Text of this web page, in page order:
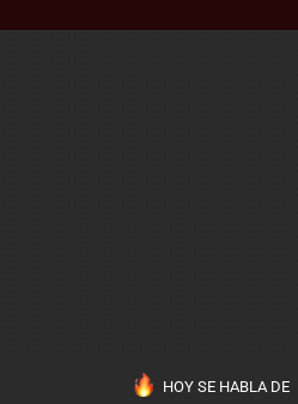
HOY SE HABLA DE